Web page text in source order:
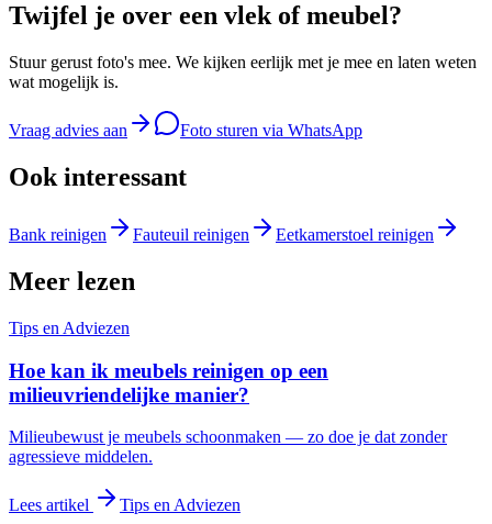
Twijfel je over een vlek of meubel?
Stuur gerust foto's mee. We kijken eerlijk met je mee en laten weten
wat mogelijk is.
Vraag advies aan Foto sturen via WhatsApp
Ook interessant
Bank reinigen Fauteuil reinigen Eetkamerstoel reinigen
Meer lezen
Tips en Adviezen
Hoe kan ik meubels reinigen op een
milieuvriendelijke manier?
Milieubewust je meubels schoonmaken — zo doe je dat zonder
agressieve middelen.
Lees artikel Tips en Adviezen